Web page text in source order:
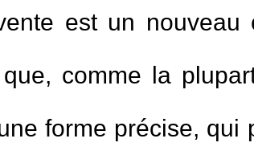
est un
comme la
forme précise,